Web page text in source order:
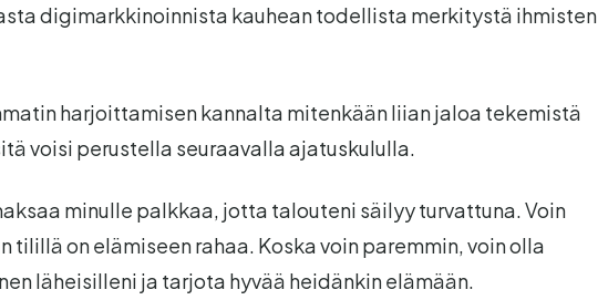
digimarkkinoinnista kauhean todellista merkitystä ihmisten
harjoittamisen kannalta mitenkään liian jaloa tekemistä
voisi perustella seuraavalla ajatuskululla.
minulle palkkaa, jotta talouteni säilyy turvattuna. Voin
tilillä on elämiseen rahaa. Koska voin paremmin, voin olla
läheisilleni ja tarjota hyvää heidänkin elämään.